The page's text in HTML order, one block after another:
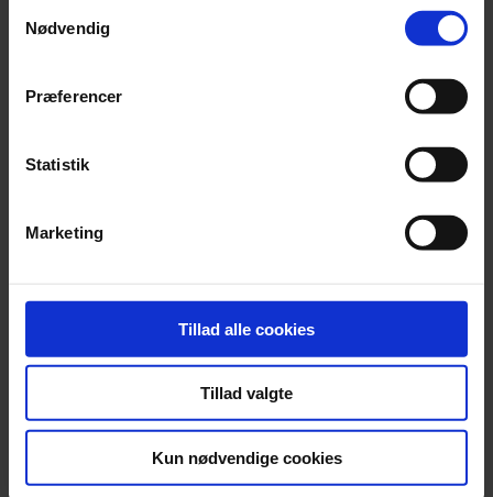
Nødvendig
Præferencer
Statistik
Marketing
Tillad alle cookies
Tillad valgte
Kun nødvendige cookies